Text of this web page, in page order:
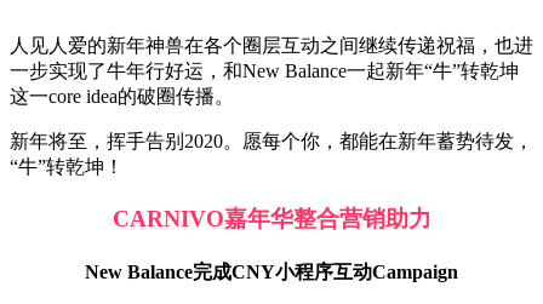
人见人爱的新年神兽在各个圈层互动之间继续传递祝福，也进
一步实现了牛年行好运，和New Balance一起新年“牛”转乾坤
这一core idea的破圈传播。
新年将至，挥手告别2020。愿每个你，都能在新年蓄势待发，
“牛”转乾坤！
CARNIVO嘉年华整合营销助力
New Balance完成CNY小程序互动Campaign